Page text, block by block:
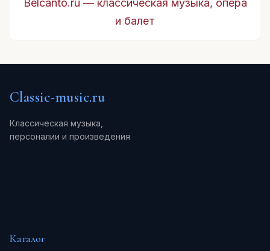
Belcanto.ru — классическая музыка, опера
и балет
Classic-music.ru
Классическая музыка,
персоналии и произведения
Каталог